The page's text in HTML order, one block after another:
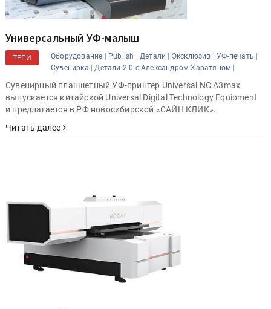
Универсальный УФ-малыш
ТЕГИ Оборудование | Publish |Детали | Эксклюзив |УФ-печать |
Сувенирка |Детали 2.0 с Александром Харатяном |
Сувенирный планшетный УФ-принтер Universal NC A3max
выпускается китайской Universal Digital Technology Equipment
и предлагается в РФ новосибирской «САЙН КЛИК».
Читать далее